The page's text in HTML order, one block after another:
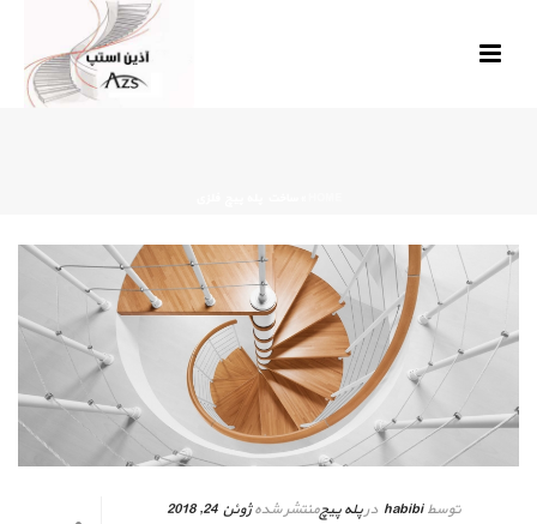
توسط habibi درپله پیچمنتشر شده ژوئن 24, 2018